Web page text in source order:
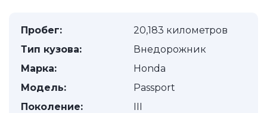
Пробег:
20,183 километров
Тип кузова:
Внедорожник
Марка:
Honda
Модель:
Passport
Поколение:
III